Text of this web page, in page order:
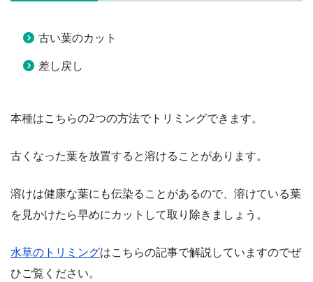
古い葉のカット
差し戻し
本種はこちらの2つの方法でトリミングできます。
古くなった葉を放置すると溶けることがあります。
溶けは健康な葉にも伝染ることがあるので、溶けている葉
を見かけたら早めにカットして取り除きましょう。
水草のトリミングはこちらの記事で解説していますのでぜ
ひご覧ください。